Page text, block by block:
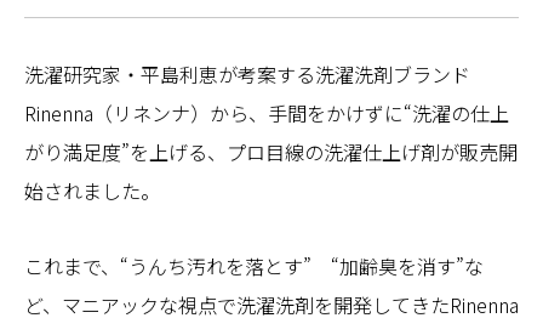
洗濯研究家・平島利恵が考案する洗濯洗剤ブランド
Rinenna（リネンナ）から、手間をかけずに“洗濯の仕上
がり満足度”を上げる、プロ目線の洗濯仕上げ剤が販売開
始されました。
これまで、“うんち汚れを落とす” “加齢臭を消す”な
ど、マニアックな視点で洗濯洗剤を開発してきたRinenna